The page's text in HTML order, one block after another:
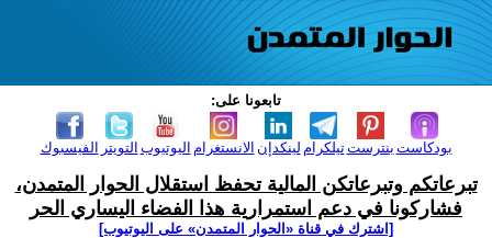
تابعونا على:
الفيسبوك التويتر اليوتيوب الانستغرام لينكدإن تيلكرامبنترست بودكاست
تبرعاتكم وتبرعاتكن المالية تحفظ استقلال الحوار المتمدن،
فشاركونا في دعم استمرارية هذا الفضاء اليساري الحر
[اشترك في قناة ‫«الحوار المتمدن» على اليوتيوب]